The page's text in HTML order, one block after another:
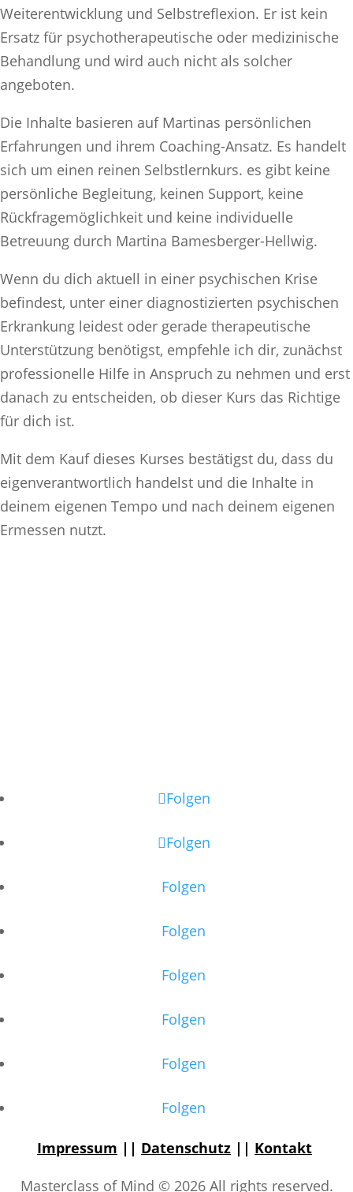
Weiterentwicklung und Selbstreflexion. Er ist kein
Ersatz für psychotherapeutische oder medizinische
Behandlung und wird auch nicht als solcher
angeboten.
Die Inhalte basieren auf Martinas persönlichen
Erfahrungen und ihrem Coaching-Ansatz. Es handelt
sich um einen reinen Selbstlernkurs. es gibt keine
persönliche Begleitung, keinen Support, keine
Rückfragemöglichkeit und keine individuelle
Betreuung durch Martina Bamesberger-Hellwig.
Wenn du dich aktuell in einer psychischen Krise
befindest, unter einer diagnostizierten psychischen
Erkrankung leidest oder gerade therapeutische
Unterstützung benötigst, empfehle ich dir, zunächst
professionelle Hilfe in Anspruch zu nehmen und erst
danach zu entscheiden, ob dieser Kurs das Richtige
für dich ist.
Mit dem Kauf dieses Kurses bestätigst du, dass du
eigenverantwortlich handelst und die Inhalte in
deinem eigenen Tempo und nach deinem eigenen
Ermessen nutzt.
Folgen
Folgen
Folgen
Folgen
Folgen
Folgen
Folgen
Folgen
Impressum || Datenschutz || Kontakt
Masterclass of Mind © 2026 All rights reserved.